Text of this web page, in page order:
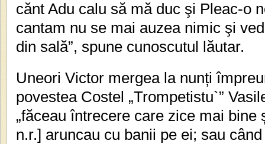
cănt Adu calu să mă duc şi Pleac-o
cantam nu se mai auzea nimic şi
din sală”, spune cunoscutul lăutar.
Uneori Victor mergea la nunți
povestea Costel „Trompetistu`”
„făceau întrecere care zice mai
n.r.] aruncau cu banii pe ei; sau